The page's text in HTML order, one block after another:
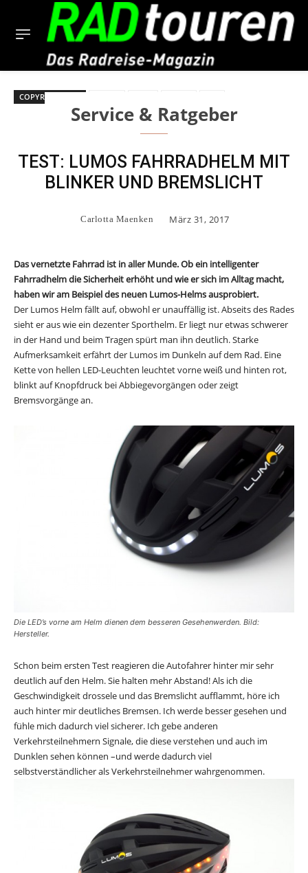
COPYRIGHT BILD
Service & Ratgeber
TEST: LUMOS FAHRRADHELM MIT
BLINKER UND BREMSLICHT
Carlotta Maenken März 31, 2017
Das vernetzte Fahrrad ist in aller Munde. Ob ein intelligenter
Fahrradhelm die Sicherheit erhöht und wie er sich im Alltag macht,
haben wir am Beispiel des neuen Lumos-Helms ausprobiert.
Der Lumos Helm fällt auf, obwohl er unauffällig ist. Abseits des Rades
sieht er aus wie ein dezenter Sporthelm. Er liegt nur etwas schwerer
in der Hand und beim Tragen spürt man ihn deutlich. Starke
Aufmerksamkeit erfährt der Lumos im Dunkeln auf dem Rad. Eine
Kette von hellen LED-Leuchten leuchtet vorne weiß und hinten rot,
blinkt auf Knopfdruck bei Abbiegevorgängen oder zeigt
Bremsvorgänge an.
Die LED’s vorne am Helm dienen dem besseren Gesehenwerden. Bild:
Hersteller.
Schon beim ersten Test reagieren die Autofahrer hinter mir sehr
deutlich auf den Helm. Sie halten mehr Abstand! Als ich die
Geschwindigkeit drossele und das Bremslicht aufflammt, höre ich
auch hinter mir deutliches Bremsen. Ich werde besser gesehen und
fühle mich dadurch viel sicherer. Ich gebe anderen
Verkehrsteilnehmern Signale, die diese verstehen und auch im
Dunklen sehen können –und werde dadurch viel
selbstverständlicher als Verkehrsteilnehmer wahrgenommen.